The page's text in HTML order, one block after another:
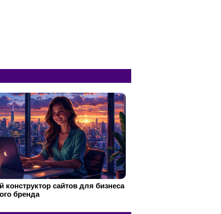
конструктор сайтов для бизнеса
бренда